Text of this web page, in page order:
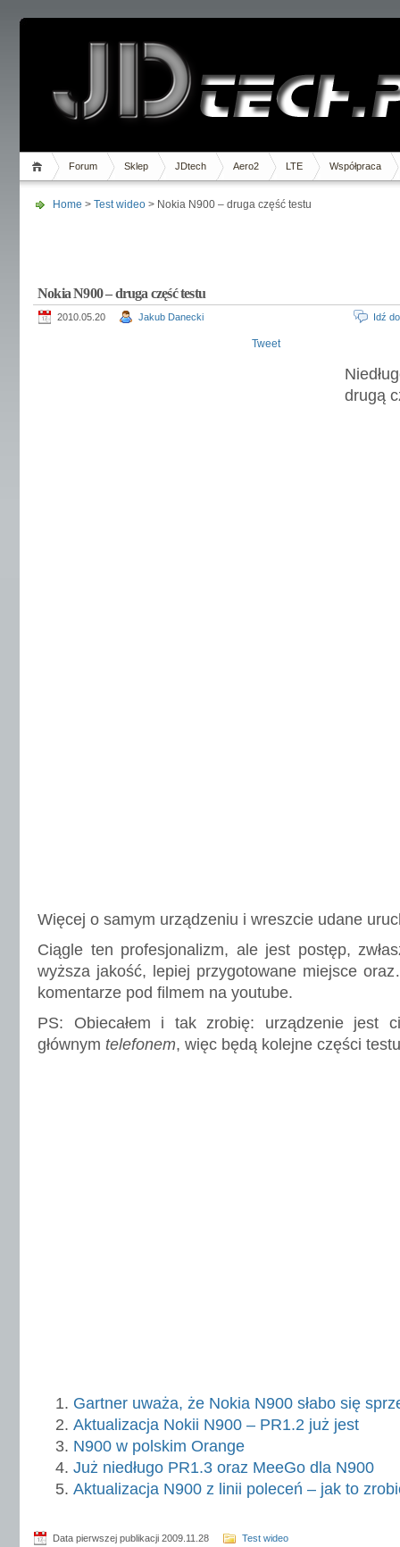
Forum Sklep JDtech Aero2 LTE Współpraca
Home > Test wideo > Nokia N900 – druga część testu
Nokia N900 – druga część testu
2010.05.20 Jakub Danecki Idź
Tweet
drugą
Więcej o samym urządzeniu i wreszcie udane
Ciągle ten profesjonalizm, ale jest postęp,
wyższa jakość, lepiej przygotowane miejsce
komentarze pod filmem na youtube.
PS: Obiecałem i tak zrobię: urządzenie jest
głównym telefonem, więc będą kolejne części
Gartner uważa, że Nokia N900 słabo się
Aktualizacja Nokii N900 – PR1.2 już jest
N900 w polskim Orange
Już niedługo PR1.3 oraz MeeGo dla N900
Aktualizacja N900 z linii poleceń – jak to
Data pierwszej publikacji 2009.11.28 Test wideo